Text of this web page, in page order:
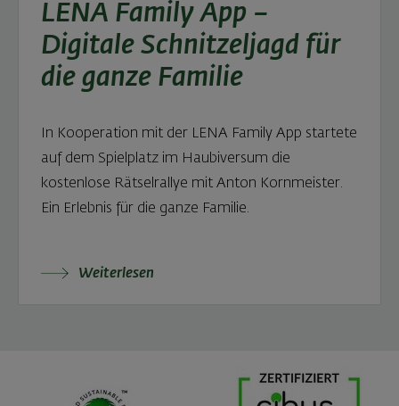
LENA Family App –
Digitale Schnitzeljagd für
die ganze Familie
In Kooperation mit der LENA Family App startete
auf dem Spielplatz im Haubiversum die
kostenlose Rätselrallye mit Anton Kornmeister.
Ein Erlebnis für die ganze Familie.
Weiterlesen: LENA Family App – Digitale
Weiterlesen